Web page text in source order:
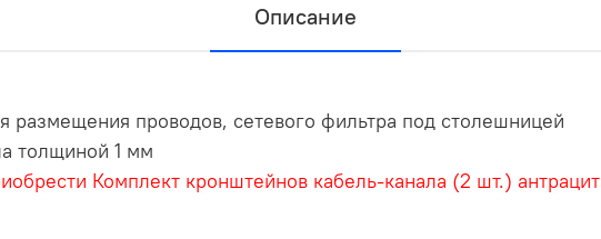
Описание
размещения проводов, сетевого фильтра под столешницей
толщиной 1 мм
Комплект кронштейнов кабель-канала (2 шт.) антрацит